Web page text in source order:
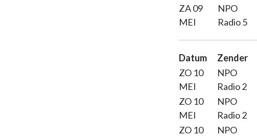
ZA 09
MEI
NPO
Radio 5
Datum Zender
ZO 10
MEI
NPO
Radio 2
ZO 10
MEI
NPO
Radio 2
ZO 10
NPO